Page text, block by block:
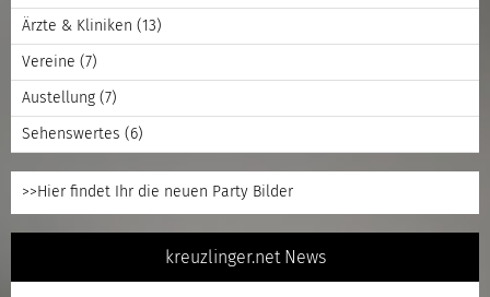
Ärzte & Kliniken (13)
Vereine (7)
Austellung (7)
Sehenswertes (6)
>>Hier findet Ihr die neuen Party Bilder
kreuzlinger.net News